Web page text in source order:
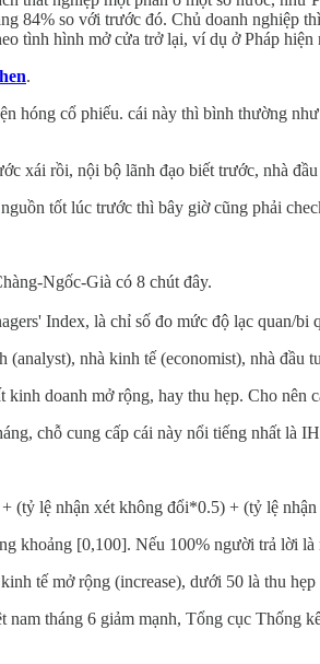
84% so với trước đó. Chủ doanh nghiệp
tình hình mở cửa trở lại, ví dụ ở Pháp hiện
.
hóng cổ phiếu. cái này thì bình thường
xái rồi, nội bộ lãnh đạo biết trước, nhà
tốt lúc trước thì bây giờ cũng phải
Ngốc-Già có 8 chút đây.
Index, là chỉ số đo mức độ lạc quan/
nhà kinh tế (economist), nhà đầu
doanh mở rộng, hay thu hẹp. Cho nên
chỗ cung cấp cái này nổi tiếng nhất là
(tỷ lệ nhận xét không đổi*0.5) + (tỷ lệ
khoảng [0,100]. Nếu 100% người trả lời
tế mở rộng (increase), dưới 50 là thu
tháng 6 giảm mạnh, Tổng cục Thống